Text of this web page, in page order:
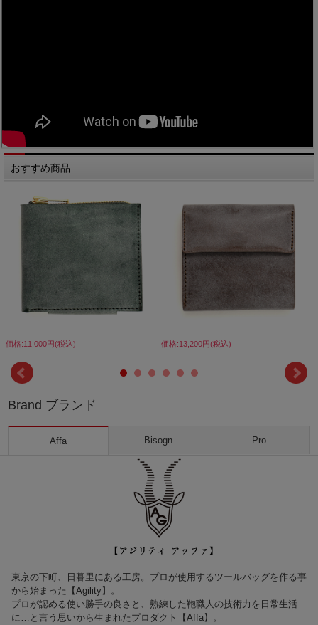
おすすめ商品
価格:11,000円(税込) 価格:13,200円(税込)
Brand ブランド
Affa Bisogn Pro
東京の下町、日暮里にある工房。プロが使用するツールバッグを作る事
から始まった【Agility】。
プロが認める使い勝手の良さと、熟練した鞄職人の技術力を日常生活
に…と言う思いから生まれたプロダクト【Affa】。